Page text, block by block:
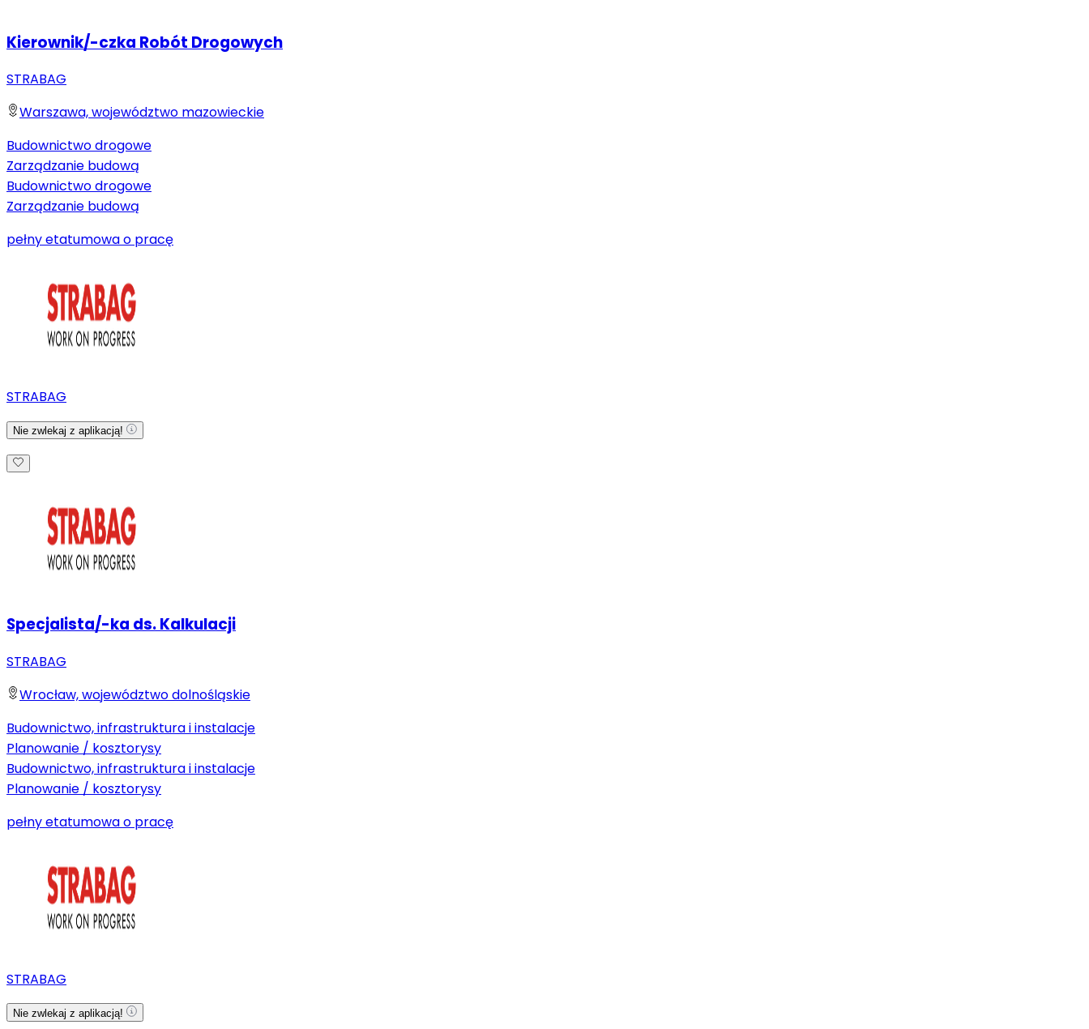
Kierownik/-czka Robót Drogowych
STRABAG
Warszawa, województwo mazowieckie
Budownictwo drogowe
Zarządzanie budową
Budownictwo drogowe
Zarządzanie budową
pełny etatumowa o pracę
STRABAG
Nie zwlekaj z aplikacją!
Specjalista/-ka ds. Kalkulacji
STRABAG
Wrocław, województwo dolnośląskie
Budownictwo, infrastruktura i instalacje
Planowanie / kosztorysy
Budownictwo, infrastruktura i instalacje
Planowanie / kosztorysy
pełny etatumowa o pracę
STRABAG
Nie zwlekaj z aplikacją!